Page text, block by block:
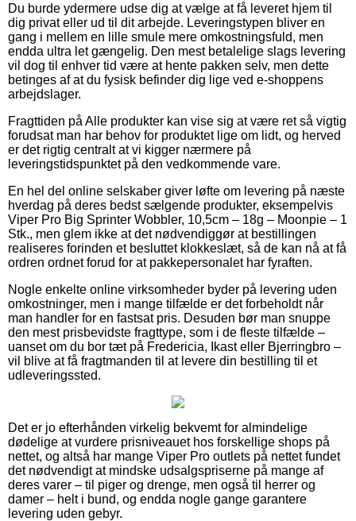
Du burde ydermere udse dig at vælge at få leveret hjem til
dig privat eller ud til dit arbejde. Leveringstypen bliver en
gang i mellem en lille smule mere omkostningsfuld, men
endda ultra let gængelig. Den mest betalelige slags levering
vil dog til enhver tid være at hente pakken selv, men dette
betinges af at du fysisk befinder dig lige ved e-shoppens
arbejdslager.
Fragttiden på Alle produkter kan vise sig at være ret så vigtig
forudsat man har behov for produktet lige om lidt, og herved
er det rigtig centralt at vi kigger nærmere på
leveringstidspunktet på den vedkommende vare.
En hel del online selskaber giver løfte om levering på næste
hverdag på deres bedst sælgende produkter, eksempelvis
Viper Pro Big Sprinter Wobbler, 10,5cm – 18g – Moonpie – 1
Stk., men glem ikke at det nødvendiggør at bestillingen
realiseres forinden et besluttet klokkeslæt, så de kan nå at få
ordren ordnet forud for at pakkepersonalet har fyraften.
Nogle enkelte online virksomheder byder på levering uden
omkostninger, men i mange tilfælde er det forbeholdt når
man handler for en fastsat pris. Desuden bør man snuppe
den mest prisbevidste fragttype, som i de fleste tilfælde –
uanset om du bor tæt på Fredericia, Ikast eller Bjerringbro –
vil blive at få fragtmanden til at levere din bestilling til et
udleveringssted.
Det er jo efterhånden virkelig bekvemt for almindelige
dødelige at vurdere prisniveauet hos forskellige shops på
nettet, og altså har mange Viper Pro outlets på nettet fundet
det nødvendigt at mindske udsalgspriserne på mange af
deres varer – til piger og drenge, men også til herrer og
damer – helt i bund, og endda nogle gange garantere
levering uden gebyr.